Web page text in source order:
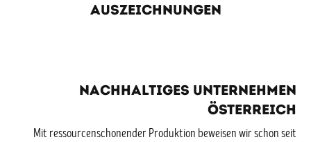
AUSZEICHNUNGEN
Nachhaltiges Unternehmen
Österreich
Mit ressourcenschonender Produktion beweisen wir schon seit